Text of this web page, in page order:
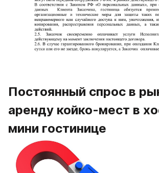
Постоянный спрос в
аренду койко-мест в
мини гостинице